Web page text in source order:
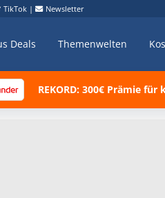
TikTok | Newsletter
Deals Themenwelten
REKORD: 300€ Prämie